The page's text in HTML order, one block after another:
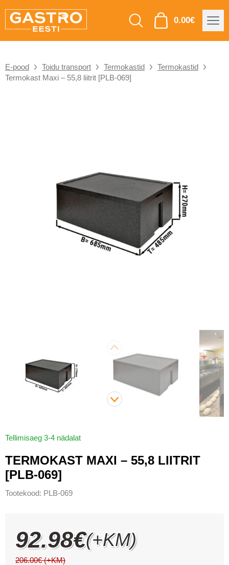
0.00€
E-pood Toidu transport Termokastid
Termokastid
Termokast Maxi – 55,8 liitrit [PLB-069]
Tellimisaeg 3-4 nädalat
TERMOKAST MAXI – 55,8 LIITRIT
[PLB-069]
Tootekood: PLB-069
92.98€(+KM)
206.00€ (+KM)